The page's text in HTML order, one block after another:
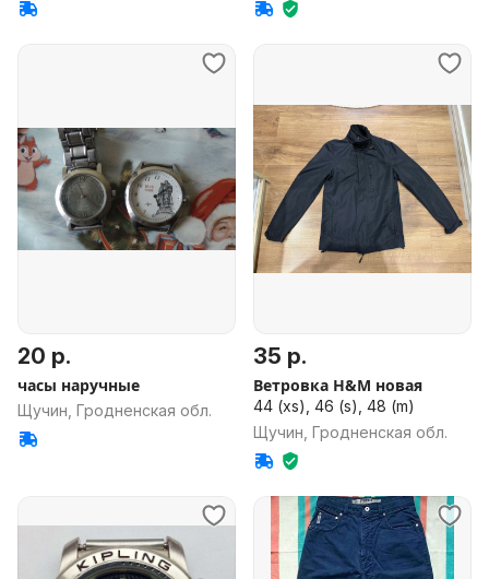
20 р.
часы наручные
Щучин, Гродненская обл.
35 р.
Ветровка H&M новая
44 (xs), 46 (s), 48 (m)
Щучин, Гродненская обл.